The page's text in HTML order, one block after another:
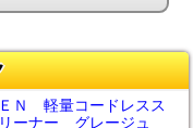
Ｎ 軽量コードレスス
リーナー グレージュ